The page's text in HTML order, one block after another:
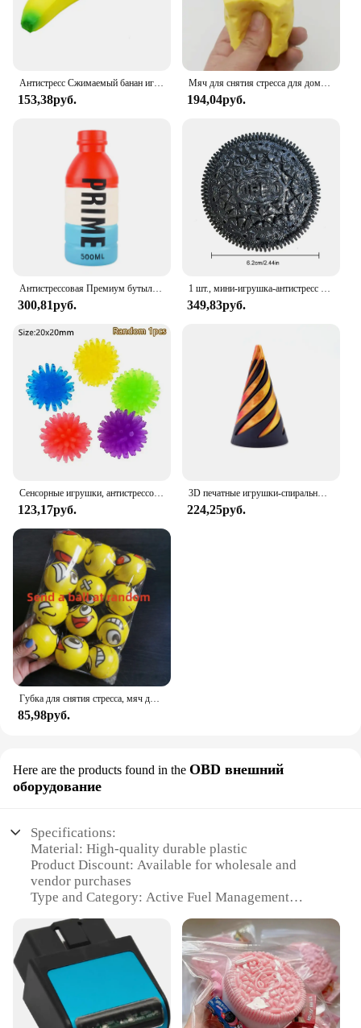
153,38руб.
Мяч для снятия стресса для домашних животных, Сырная мышь, зажим для сыра, Забавный мяч для снятия стресса, мячик для белки, игрушка для розыгрыша, игрушки-антистресс
194,04руб.
300,81руб. 349,83руб.
Сенсорные игрушки, антистрессовые эластичные струны, Push It, мягкая цепочка, куб, радужный шар, мини-сжимаемая игрушка для взрослых, детский подарок
123,17руб.
3D печатные игрушки-спиральные конусы, невозможная пирамида, прозрачная скульптура, проходная пирамида, игрушка-непоседа, игрушки для снятия стресса, винты
224,25руб.
Губка для снятия стресса, мяч для снятия стресса, мяч-игрушка, сжимаемая ручка, запястье, упражнения для детей, взрослых, детей, креативные подарки
85,98руб.
Here are the products found in the OBD внешний
оборудование
Specifications:
Material: High-quality durable plastic
Product Discount: Available for wholesale and
vendor purchases
Type and Category: Active Fuel Management
Design and Style: Sleek and compact for easy
installation
Usage and Purpose: Enhances vehicle performance
by disabling Active Fuel Management
Performance and Property: Engineered for precise
control and reliable operation